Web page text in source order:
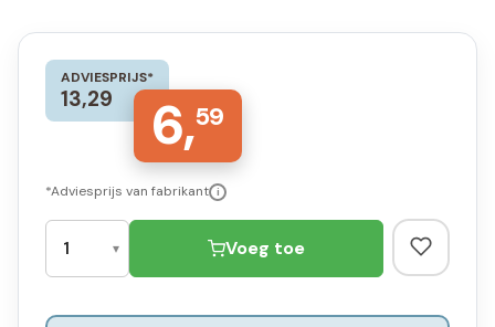
ADVIESPRIJS*
13,29 6,59
*Adviesprijs van fabrikant i
Voeg toe